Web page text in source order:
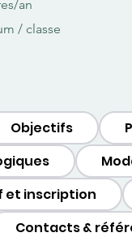
an
/ classe
Objectifs
et inscription
Contacts &